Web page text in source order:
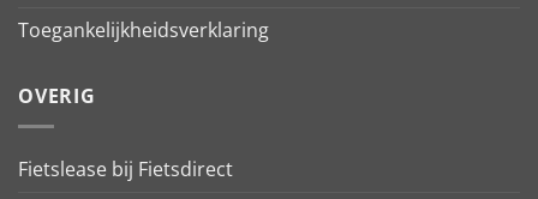
Toegankelijkheidsverklaring
OVERIG
Fietslease bij Fietsdirect